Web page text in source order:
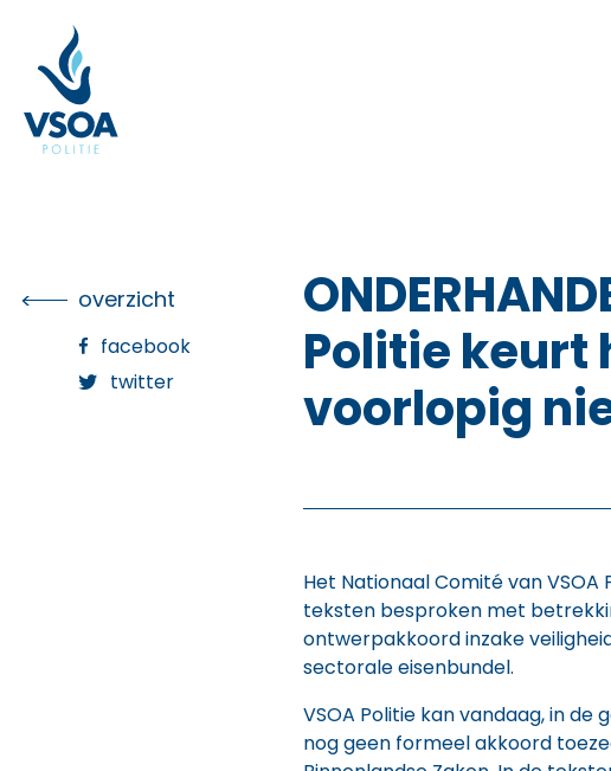
content
overzicht
facebook
twitter
Politie keurt
voorlopig
Het Nationaal Comité van
teksten besproken met
ontwerpakkoord inzake
sectorale eisenbundel.
VSOA Politie kan vandaag, in de
nog geen formeel akkoord